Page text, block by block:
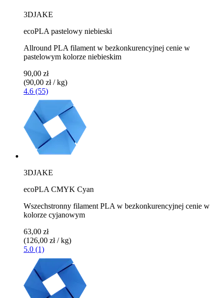
3DJAKE
ecoPLA pastelowy niebieski
Allround PLA filament w bezkonkurencyjnej cenie w
pastelowym kolorze niebieskim
90,00 zł
(90,00 zł / kg)
4.6 (55)
3DJAKE
ecoPLA CMYK Cyan
Wszechstronny filament PLA w bezkonkurencyjnej cenie w
kolorze cyjanowym
63,00 zł
(126,00 zł / kg)
5.0 (1)